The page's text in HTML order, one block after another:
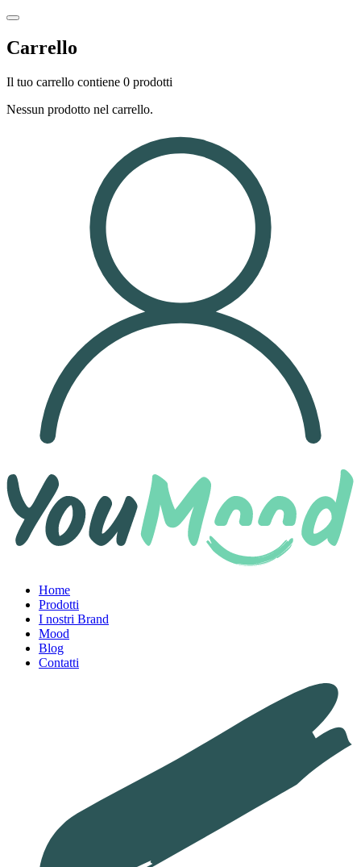
Carrello
Il tuo carrello contiene 0 prodotti
Nessun prodotto nel carrello.
Home
Prodotti
I nostri Brand
Mood
Blog
Contatti